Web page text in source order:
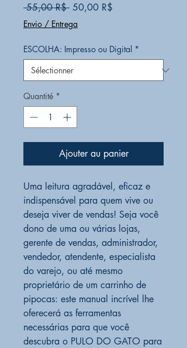
55,00 R$ Prix
50,00 R$
Envio / Entrega
ESCOLHA: Impresso ou Digital *
Quantité *
Ajouter au panier
Uma leitura agradável, eficaz e
indispensável para quem vive ou
deseja viver de vendas! Seja você
dono de uma ou várias lojas,
gerente de vendas, administrador,
vendedor, atendente, especialista
do varejo, ou até mesmo
proprietário de um carrinho de
pipocas: este manual incrível lhe
oferecerá as ferramentas
necessárias para que você
descubra o PULO DO GATO para